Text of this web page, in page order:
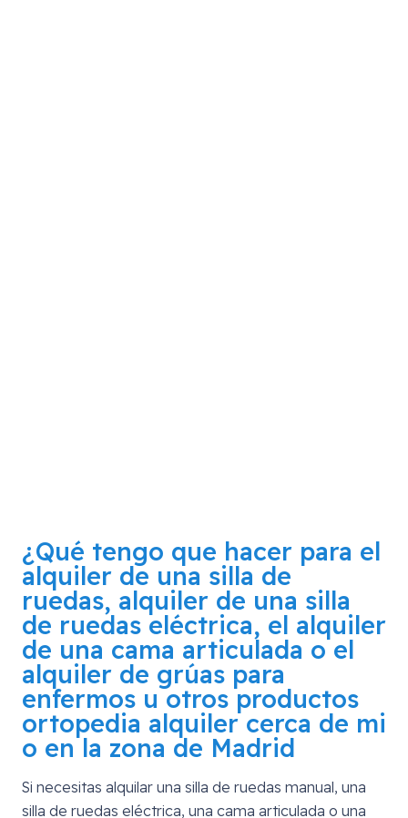
¿Qué tengo que hacer para el
alquiler de una silla de
ruedas, alquiler de una silla
de ruedas eléctrica, el alquiler
de una cama articulada o el
alquiler de grúas para
enfermos u otros productos
ortopedia alquiler cerca de mi
o en la zona de Madrid
Si necesitas alquilar una silla de ruedas manual, una
silla de ruedas eléctrica, una cama articulada o una